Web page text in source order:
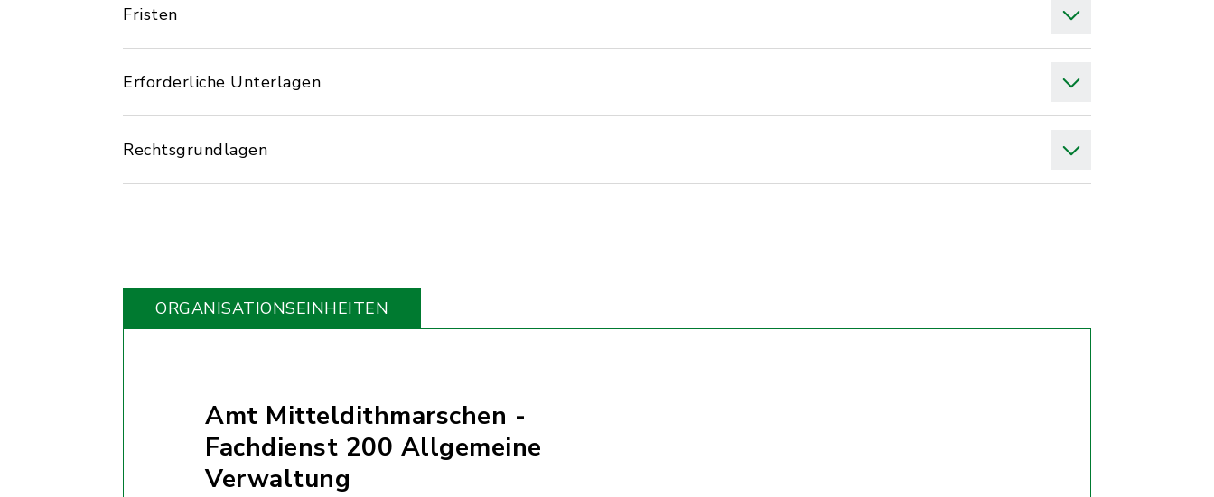
Fristen
Erforderliche Unterlagen
Rechtsgrundlagen
ORGANISATIONS­EINHEITEN
Amt Mitteldithmarschen -
Fachdienst 200 Allgemeine
Verwaltung